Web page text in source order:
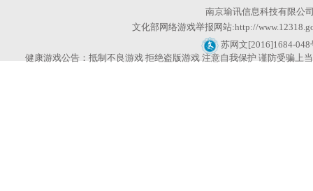
南京瑜讯信息科技有限公
文化部网络游戏举报网站:http://
苏网文[2016]1684-
健康游戏公告：抵制不良游戏 拒绝盗版游戏 注意自我保护 谨防受骗上